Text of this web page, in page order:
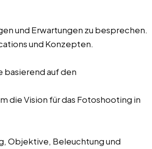
und Erwartungen zu besprechen.
und Konzepten.
basierend auf den
die Vision für das Fotoshooting in
Objektive, Beleuchtung und